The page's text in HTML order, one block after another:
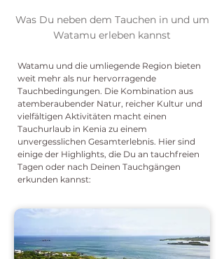
Was Du neben dem Tauchen in und um
Watamu erleben kannst
Watamu und die umliegende Region bieten
weit mehr als nur hervorragende
Tauchbedingungen. Die Kombination aus
atemberaubender Natur, reicher Kultur und
vielfältigen Aktivitäten macht einen
Tauchurlaub in Kenia zu einem
unvergesslichen Gesamterlebnis. Hier sind
einige der Highlights, die Du an tauchfreien
Tagen oder nach Deinen Tauchgängen
erkunden kannst: